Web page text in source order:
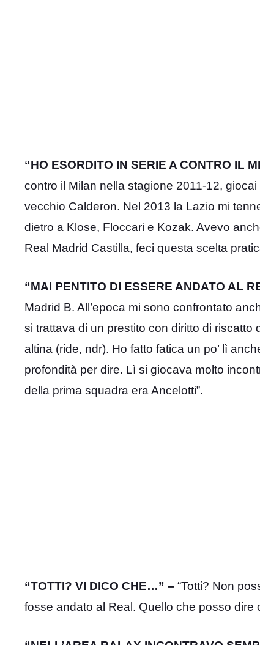
“HO ESORDITO IN SERIE A CONTRO IL
contro il Milan nella stagione 2011-12,
vecchio Calderon. Nel 2013 la Lazio mi
dietro a Klose, Floccari e Kozak. Avevo
Real Madrid Castilla, feci questa scelta
“MAI PENTITO DI ESSERE ANDATO AL
Madrid B. All’epoca mi sono confrontato
si trattava di un prestito con diritto di riscatto
altina (ride, ndr). Ho fatto fatica un po’ lì
profondità per dire. Lì si giocava molto
della prima squadra era Ancelotti”.
“TOTTI? VI DICO CHE…” – “Totti? Non
fosse andato al Real. Quello che posso dire